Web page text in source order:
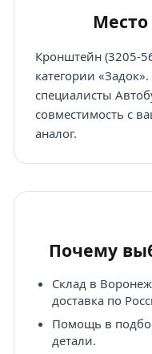
Кронштейн (3205-
категории
специалисты
совместимость с
аналог.
Почему
Склад в
доставка по
Помощь в
детали.